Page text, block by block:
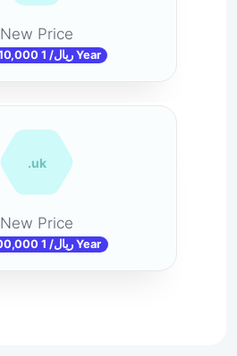
New Price
111,310,000 ریال/ 1 Year
.uk
New Price
19,800,000 ریال/ 1 Year